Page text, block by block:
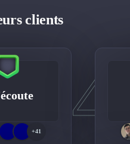
clients
+41 4